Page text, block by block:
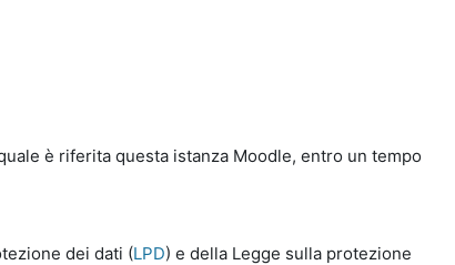
è riferita questa istanza Moodle, entro un tempo
dei dati (LPD) e della Legge sulla protezione